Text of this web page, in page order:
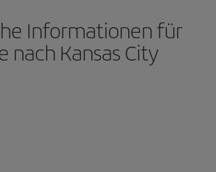
Informationen für
nach Kansas City